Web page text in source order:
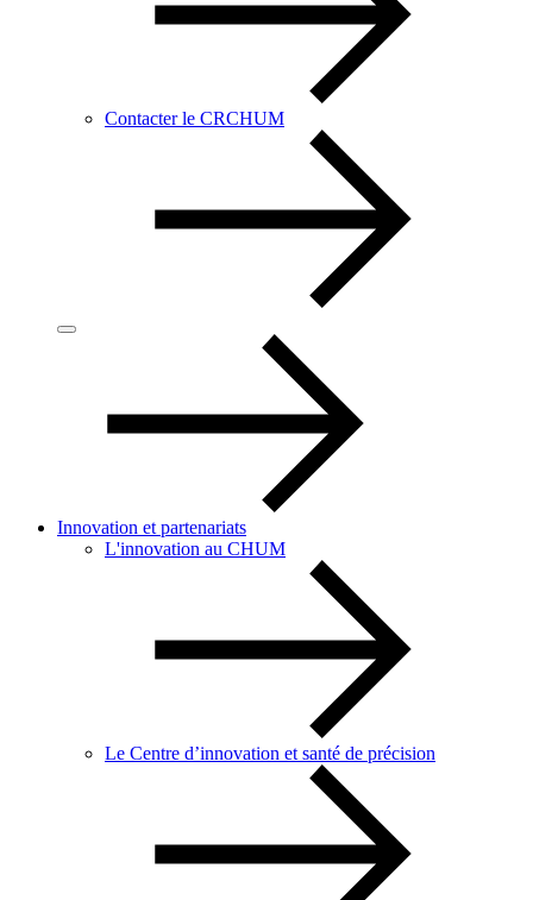
Contacter le CRCHUM
Innovation et partenariats
L'innovation au CHUM
Le Centre d’innovation et santé de précision